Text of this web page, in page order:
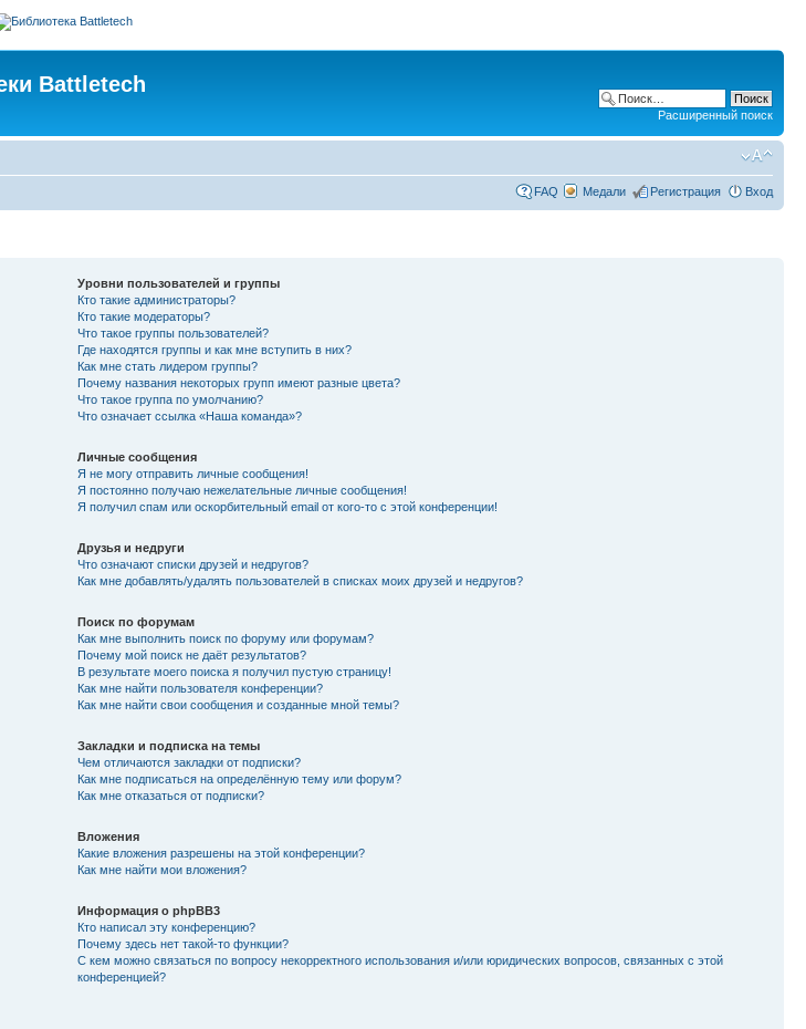
Battletech
Расширенный поиск
FAQ Медали Регистрация Вход
Уровни пользователей и группы
Кто такие администраторы?
Кто такие модераторы?
Что такое группы пользователей?
Где находятся группы и как мне вступить в них?
Как мне стать лидером группы?
Почему названия некоторых групп имеют разные цвета?
Что такое группа по умолчанию?
Что означает ссылка «Наша команда»?
Личные сообщения
Я не могу отправить личные сообщения!
Я постоянно получаю нежелательные личные сообщения!
Я получил спам или оскорбительный email от кого-то с этой конференции!
Друзья и недруги
Что означают списки друзей и недругов?
Как мне добавлять/удалять пользователей в списках моих друзей и недругов?
Поиск по форумам
Как мне выполнить поиск по форуму или форумам?
Почему мой поиск не даёт результатов?
В результате моего поиска я получил пустую страницу!
Как мне найти пользователя конференции?
Как мне найти свои сообщения и созданные мной темы?
Закладки и подписка на темы
Чем отличаются закладки от подписки?
Как мне подписаться на определённую тему или форум?
Как мне отказаться от подписки?
Вложения
Какие вложения разрешены на этой конференции?
Как мне найти мои вложения?
Информация о phpBB3
Кто написал эту конференцию?
Почему здесь нет такой-то функции?
С кем можно связаться по вопросу некорректного использования и/или юридических вопросов, связанных с этой
конференцией?